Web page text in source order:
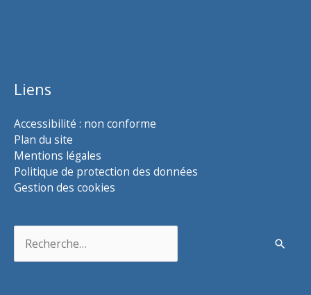
Liens
Accessibilité : non conforme
Plan du site
Mentions légales
Politique de protection des données
Gestion des cookies